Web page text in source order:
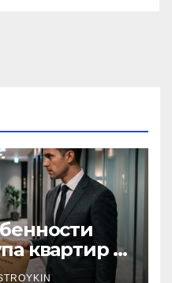
квартир в